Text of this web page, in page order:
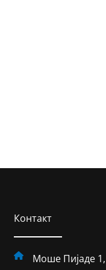
Контакт
Моше Пијаде 1,